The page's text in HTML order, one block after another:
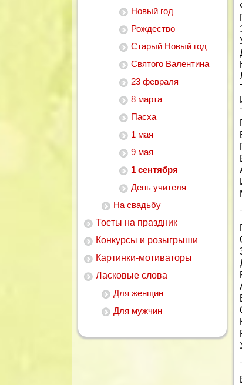
Новый год
Рождество
Старый Новый год
Святого Валентина
23 февраля
8 марта
Пасха
1 мая
9 мая
1 сентября
День учителя
На свадьбу
Тосты на праздник
Конкурсы и розыгрыши
Картинки-мотиваторы
Ласковые слова
Для женщин
Для мужчин